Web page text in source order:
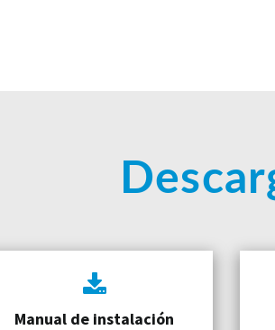
Manual de instalación